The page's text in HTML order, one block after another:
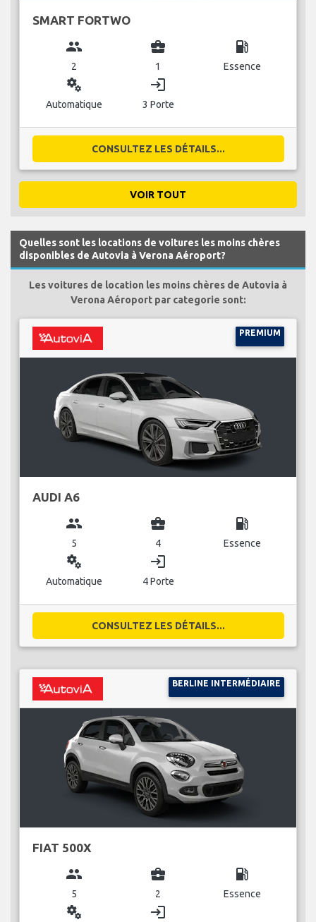
SMART FORTWO
group
2
business_center
1
local_gas_station
Essence
miscellaneous_services
Automatique
login
3 Porte
CONSULTEZ LES DÉTAILS...
VOIR TOUT
Quelles sont les locations de voitures les moins chères
disponibles de Autovia à Verona Aéroport?
Les voitures de location les moins chères de Autovia à
Verona Aéroport par categorie sont:
PREMIUM
AUDI A6
group
5
business_center
4
local_gas_station
Essence
miscellaneous_services
Automatique
login
4 Porte
CONSULTEZ LES DÉTAILS...
BERLINE INTERMÉDIAIRE
FIAT 500X
group
5
business_center
2
local_gas_station
Essence
miscellaneous_services login